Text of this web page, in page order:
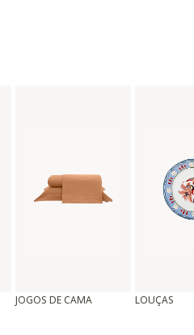
JOGOS DE CAMA LOUÇAS